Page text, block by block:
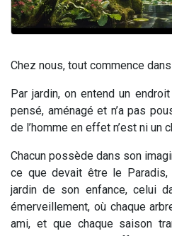
Chez nous, tout commence
Par jardin, on entend un
pensé, aménagé et n’a pas
de l’homme en effet n’est ni un
Chacun possède dans son
ce que devait être le
jardin de son enfance, celui
émerveillement, où chaque
ami, et que chaque saison